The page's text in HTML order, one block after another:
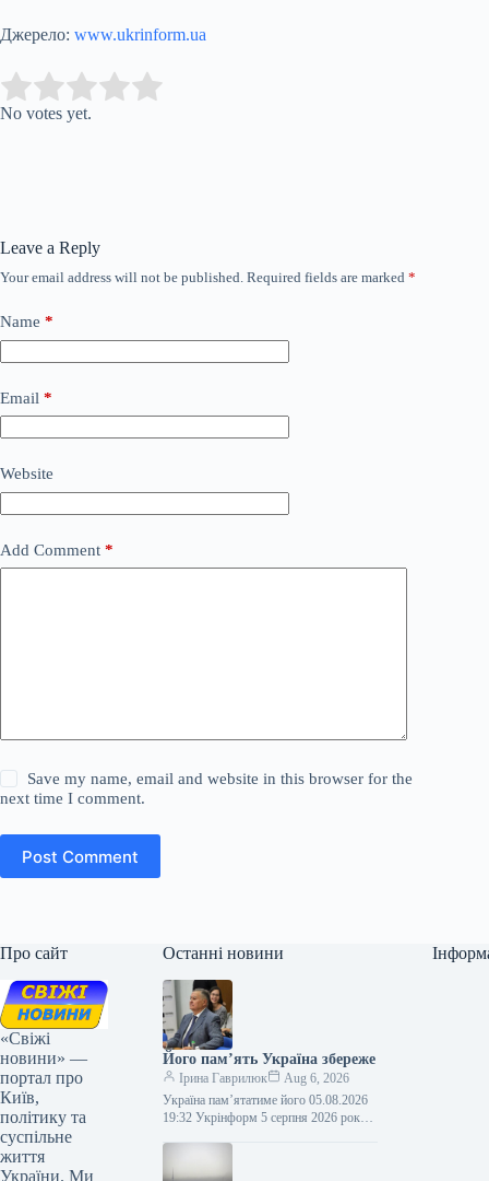
Джерело: www.ukrinform.ua
Rate this item:
No votes yet.
Leave a Reply
Your email address will not be published. Required fields are marked *
Name *
Email *
Website
Add Comment *
Save my name, email and website in this browser for the
next time I comment.
Post Comment
Про сайт
«Свіжі
новини» —
портал про
Київ,
політику та
суспільне
життя
України. Ми
Останні новини
Його пам’ять Україна збереже
Ірина Гаврилюк
Aug 6, 2026
Україна пам’ятатиме його 05.08.2026
19:32 Укрінформ 5 серпня 2026 року
2021)…